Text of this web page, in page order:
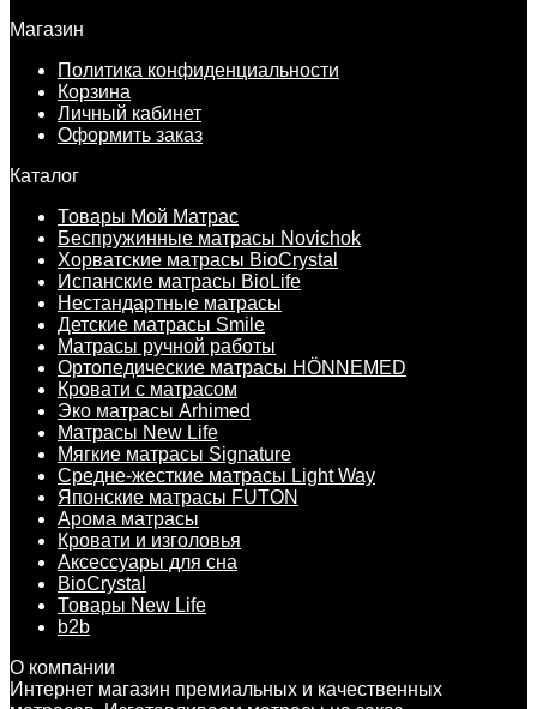
Магазин
Политика конфиденциальности
Корзина
Личный кабинет
Оформить заказ
Каталог
Товары Мой Матрас
Беспружинные матрасы Novichok
Хорватские матрасы BioCrystal
Испанские матрасы BioLife
Нестандартные матрасы
Детские матрасы Smile
Матрасы ручной работы
Ортопедические матрасы HÖNNEMED
Кровати с матрасом
Эко матрасы Arhimed
Матрасы New Life
Мягкие матрасы Signature
Средне-жесткие матрасы Light Way
Японские матрасы FUTON
Арома матрасы
Кровати и изголовья
Аксессуары для сна
BioCrystal
Товары New Life
b2b
О компании
Интернет магазин премиальных и качественных